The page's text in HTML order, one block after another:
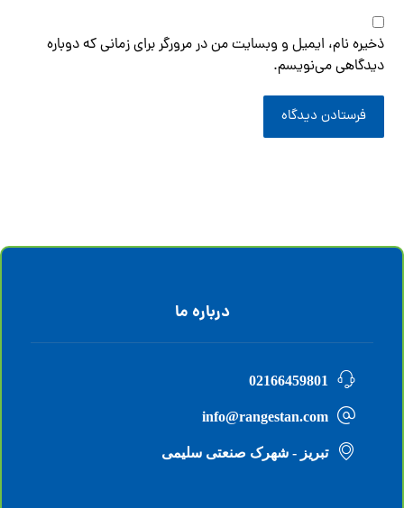
ذخیره نام، ایمیل و وبسایت من در مرورگر برای زمانی که دوباره
دیدگاهی می‌نویسم.
فرستادن دیدگاه
درباره ما
02166459801
info@rangestan.com
تبریز - شهرک صنعتی سلیمی